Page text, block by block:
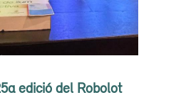
edició del Robolot